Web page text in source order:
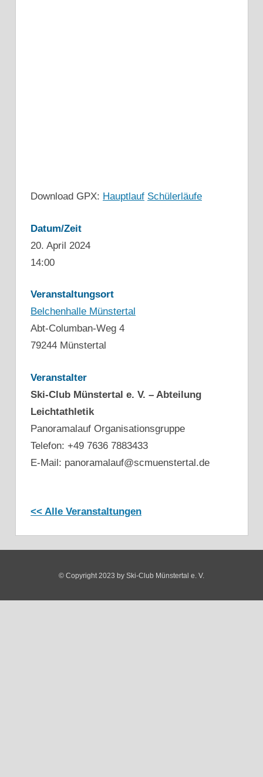
Download GPX: Hauptlauf Schülerläufe
Datum/Zeit
20. April 2024
14:00
Veranstaltungsort
Belchenhalle Münstertal
Abt-Columban-Weg 4
79244 Münstertal
Veranstalter
Ski-Club Münstertal e. V. – Abteilung
Leichtathletik
Panoramalauf Organisationsgruppe
Telefon: +49 7636 7883433
E-Mail: panoramalauf@scmuenstertal.de
<< Alle Veranstaltungen
© Copyright 2023 by Ski-Club Münstertal e. V.